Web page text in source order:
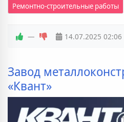
Ремонтно-строительные работы
— 14.07.2025 02:06
Завод
«Квант»